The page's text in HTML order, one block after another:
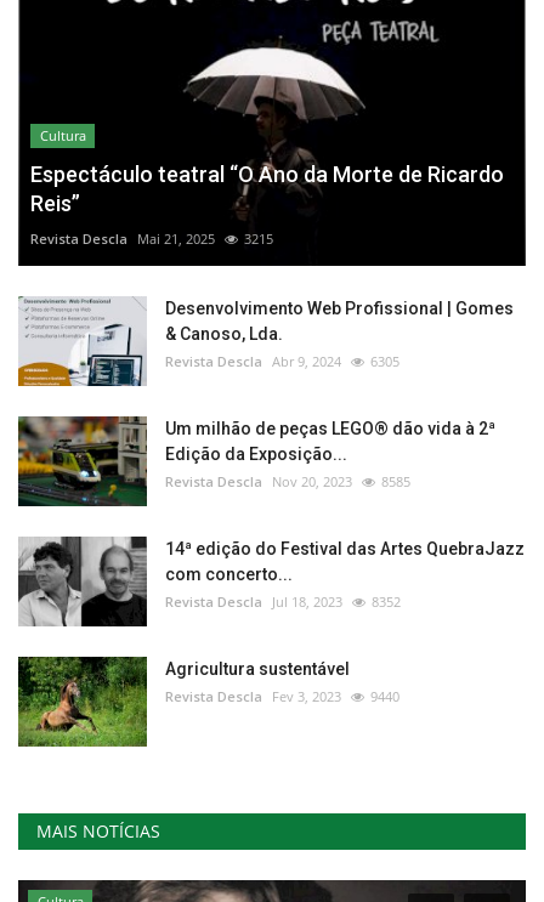
Cultura
Espectáculo teatral “O Ano da Morte de Ricardo
Reis”
Revista Descla Mai 21, 2025 3215
Desenvolvimento Web Profissional | Gomes
& Canoso, Lda.
Revista Descla Abr 9, 2024 6305
Um milhão de peças LEGO® dão vida à 2ª
Edição da Exposição...
Revista Descla Nov 20, 2023 8585
14ª edição do Festival das Artes QuebraJazz
com concerto...
Revista Descla Jul 18, 2023 8352
Agricultura sustentável
Revista Descla Fev 3, 2023 9440
MAIS NOTÍCIAS